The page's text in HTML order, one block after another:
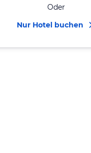
Oder
Nur Hotel buchen